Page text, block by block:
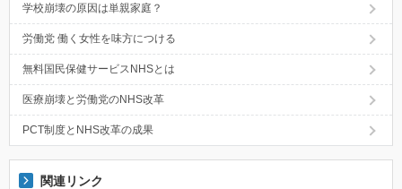
学校崩壊の原因は単親家庭？
労働党 働く女性を味方につける
無料国民保健サービスNHSとは
医療崩壊と労働党のNHS改革
PCT制度とNHS改革の成果
関連リンク